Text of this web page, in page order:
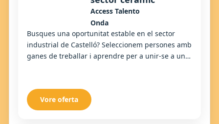
Access Talento
Onda
Busques una oportunitat estable en el sector
industrial de Castelló? Seleccionem persones amb
ganes de treballar i aprendre per a unir-se a una
Vore oferta